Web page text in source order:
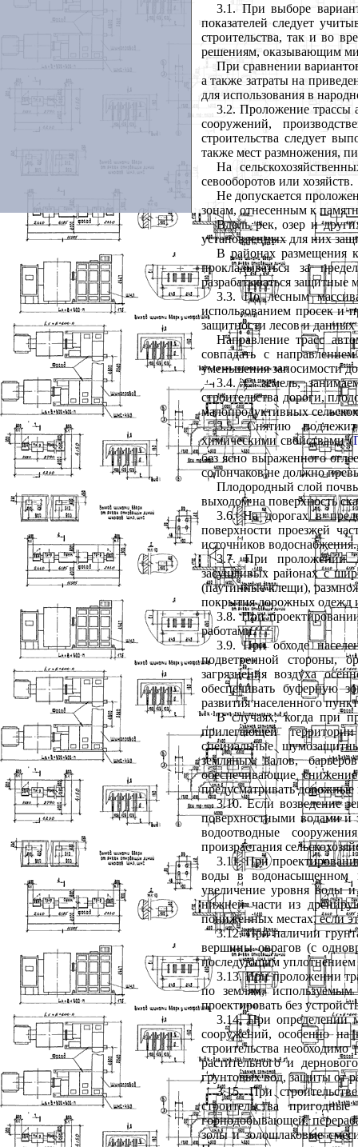
3.1. При выборе
показателей следует
строительства, так и во
решениям, оказывающим
При сравнении
а также затраты на
для использования в
3.2. Проложение трассы
сооружений,
строительства следует
также мест размножения,
На
севооборотов или хозяйств.
Не допускается
зонам, отнесенным к
Вдоль рек, озер и
установленных для них
В районах размещения
прокладываться за
разрабатываться защитные
3.3. По лесным
использованием просек и
защитности лесов и данных
Направление трасс
совпадать с
уменьшения заносимости
3.4. С земель,
строительства дороги,
малопродуктивных
3.5. Снятию
химическими свойствами (
без ясно выраженного
солончаков не должно
Плодородный слой почвы
выходом на поверхность
3.6. На дорогах в
поверхности проезжей
источников водоснабжения.
3.7. При проложении
засушливых районах с
(паутинные клещи),
покрытия дорожных одежд
3.8. При
работами.
3.9. При обходе
подветренной стороны,
загрязнения воздуха
обеспечивать буферную
развития населенного
В случаях, когда при
прилегающей
специальные
земляных валов,
обеспечивающие
предусматривать
3.10. Если возведение
поверхностными водами и
водоотводные
произрастания
3.11. При
воды в водонасыщенном
увеличение уровня воды
нижней части из
пониженных местах, если
3.12. При наличии
вершины оврагов (с
последующим уплотнением
3.13. При проложении
по землям,
проектировать без
3.14. При определении
сооружений, особенно на
строительства
растительного и
грунтовых вод, защиты от
3.15. При
строительства
горнодобывающей,
золы и золошлаковые